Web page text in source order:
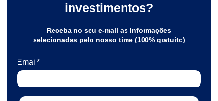
investimentos?
Receba no seu e-mail as informações
selecionadas pelo nosso time (100% gratuito)
Email*